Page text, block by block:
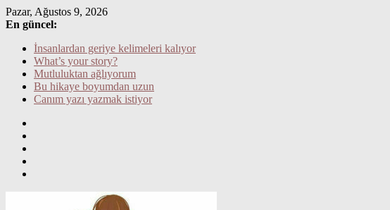
Skip
to
Pazar, Ağustos 9, 2026
En güncel:
İnsanlardan geriye kelimeleri kalıyor
What’s your story?
Mutluluktan ağlıyorum
Bu hikaye boyumdan uzun
Canım yazı yazmak istiyor